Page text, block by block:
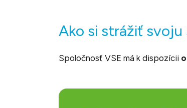
Ako si strážiť
Spoločnosť VSE má k dispozícii